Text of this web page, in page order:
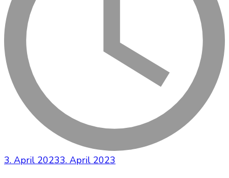
3. April 20233. April 2023